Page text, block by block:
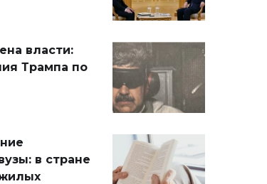
власти:
Трампа по
в стране